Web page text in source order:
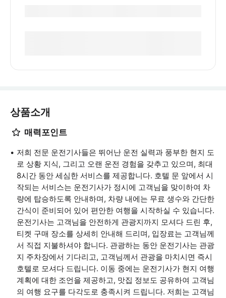
상품소개
매력포인트
저희 전문 운전기사들은 뛰어난 운전 실력과 풍부한 현지 도
로 상황 지식, 그리고 오랜 운전 경험을 갖추고 있으며, 최대
8시간 동안 세심한 서비스를 제공합니다. 호텔 문 앞에서 시
작되는 서비스는 운전기사가 정시에 고객님을 맞이하여 차
량에 탑승하도록 안내하며, 차량 내에는 무료 생수와 간단한
간식이 준비되어 있어 편안한 여행을 시작하실 수 있습니다.
운전기사는 고객님을 안전하게 관광지까지 모셔다 드린 후,
티켓 구매 장소를 상세히 안내해 드리며, 입장료는 고객님께
서 직접 지불하셔야 합니다. 관광하는 동안 운전기사는 관광
지 주차장에서 기다리고, 고객님께서 관광을 마치시면 즉시
호텔로 모셔다 드립니다. 이동 중에는 운전기사가 현지 여행
계획에 대한 조언을 제공하고, 맛집 정보도 공유하여 고객님
의 여행 요구를 다각도로 충족시켜 드립니다. 저희는 고객님